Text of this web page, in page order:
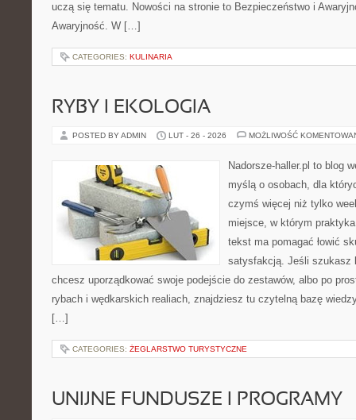
uczą się tematu. Nowości na stronie to Bezpieczeństwo i
Awaryjność. W […]
CATEGORIES: KULINARIA
RYBY I EKOLOGIA
POSTED BY ADMIN LUT - 26 - 2026 MOŻLIWOŚĆ
Nadorsze-haller.pl to blog
myślą o osobach, dla
czymś więcej niż tylko
miejsce, w którym
tekst ma pomagać łowić
satysfakcją. Jeśli szukasz
chcesz uporządkować swoje podejście do zestawów, albo po
rybach i wędkarskich realiach, znajdziesz tu czytelną bazę
[…]
CATEGORIES: ŻEGLARSTWO TURYSTYCZNE
UNIJNE FUNDUSZE I PROGRAMY